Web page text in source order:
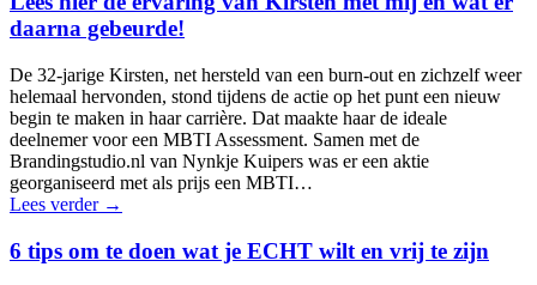
daarna gebeurde!
De 32-jarige Kirsten, net hersteld van een burn-out en zichzelf weer
helemaal hervonden, stond tijdens de actie op het punt een nieuw
begin te maken in haar carrière. Dat maakte haar de ideale
deelnemer voor een MBTI Assessment. Samen met de
Brandingstudio.nl van Nynkje Kuipers was er een aktie
georganiseerd met als prijs een MBTI…
Lees verder →
6 tips om te doen wat je ECHT wilt en vrij te zijn